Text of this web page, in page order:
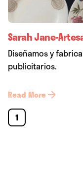
Sarah Jane-
Diseñamos y
publicitarios.
Read More
1